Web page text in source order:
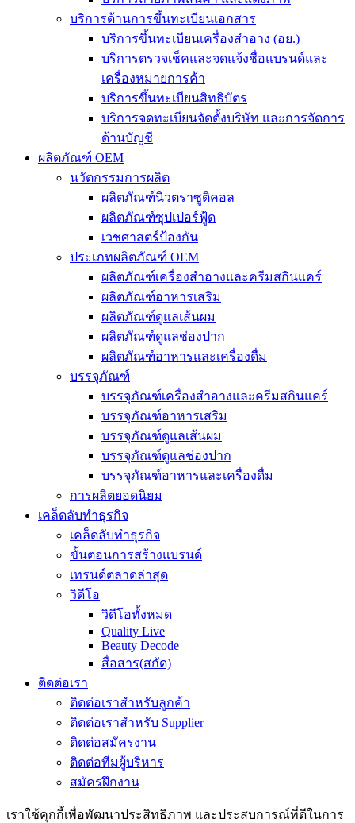
บริการด้านการขึ้นทะเบียนเอกสาร
บริการขึ้นทะเบียนเครื่องสำอาง (อย.)
บริการตรวจเช็คและจดแจ้งชื่อแบรนด์และ
เครื่องหมายการค้า
บริการขึ้นทะเบียนสิทธิบัตร
บริการจดทะเบียนจัดตั้งบริษัท และการจัดการ
ด้านบัญชี
ผลิตภัณฑ์ OEM
นวัตกรรมการผลิต
ผลิตภัณฑ์นิวตราซูติคอล
ผลิตภัณฑ์ซุปเปอร์ฟู้ด
เวชศาสตร์ป้องกัน
ประเภทผลิตภัณฑ์ OEM
ผลิตภัณฑ์เครื่องสำอางและครีมสกินแคร์
ผลิตภัณฑ์อาหารเสริม
ผลิตภัณฑ์ดูแลเส้นผม
ผลิตภัณฑ์ดูแลช่องปาก
ผลิตภัณฑ์อาหารและเครื่องดื่ม
บรรจุภัณฑ์
บรรจุภัณฑ์เครื่องสำอางและครีมสกินแคร์
บรรจุภัณฑ์อาหารเสริม
บรรจุภัณฑ์ดูแลเส้นผม
บรรจุภัณฑ์ดูแลช่องปาก
บรรจุภัณฑ์อาหารและเครื่องดื่ม
การผลิตยอดนิยม
เคล็ดลับทำธุรกิจ
เคล็ดลับทำธุรกิจ
ขั้นตอนการสร้างแบรนด์
เทรนด์ตลาดล่าสุด
วิดีโอ
วิดีโอทั้งหมด
Quality Live
Beauty Decode
สื่อสาร(สกัด)
ติดต่อเรา
ติดต่อเราสำหรับลูกค้า
ติดต่อเราสำหรับ Supplier
ติดต่อสมัครงาน
ติดต่อทีมผู้บริหาร
สมัครฝึกงาน
เราใช้คุกกี้เพื่อพัฒนาประสิทธิภาพ และประสบการณ์ที่ดีในการ